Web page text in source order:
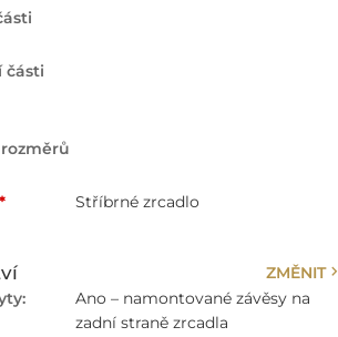
části
* Stříbrné zrcadlo
ZMĚNITchevron_right
Ano – namontované závěsy na
zadní straně zrcadla